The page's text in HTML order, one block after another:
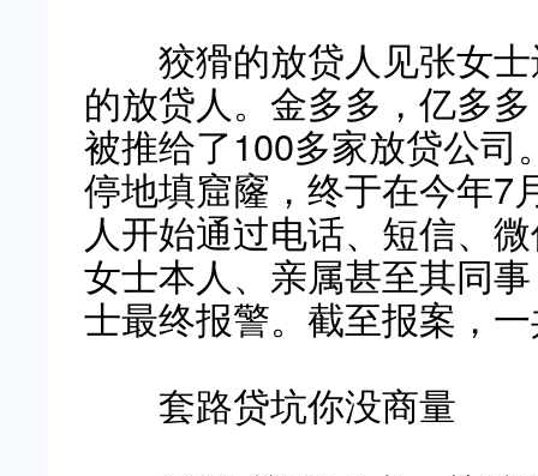
狡猾的放贷人见张女士
的放贷人。金多多，亿多
被推给了100多家放贷公
停地填窟窿，终于在今年7
人开始通过电话、短信、
女士本人、亲属甚至其同
士最终报警。截至报案，
套路贷坑你没商量